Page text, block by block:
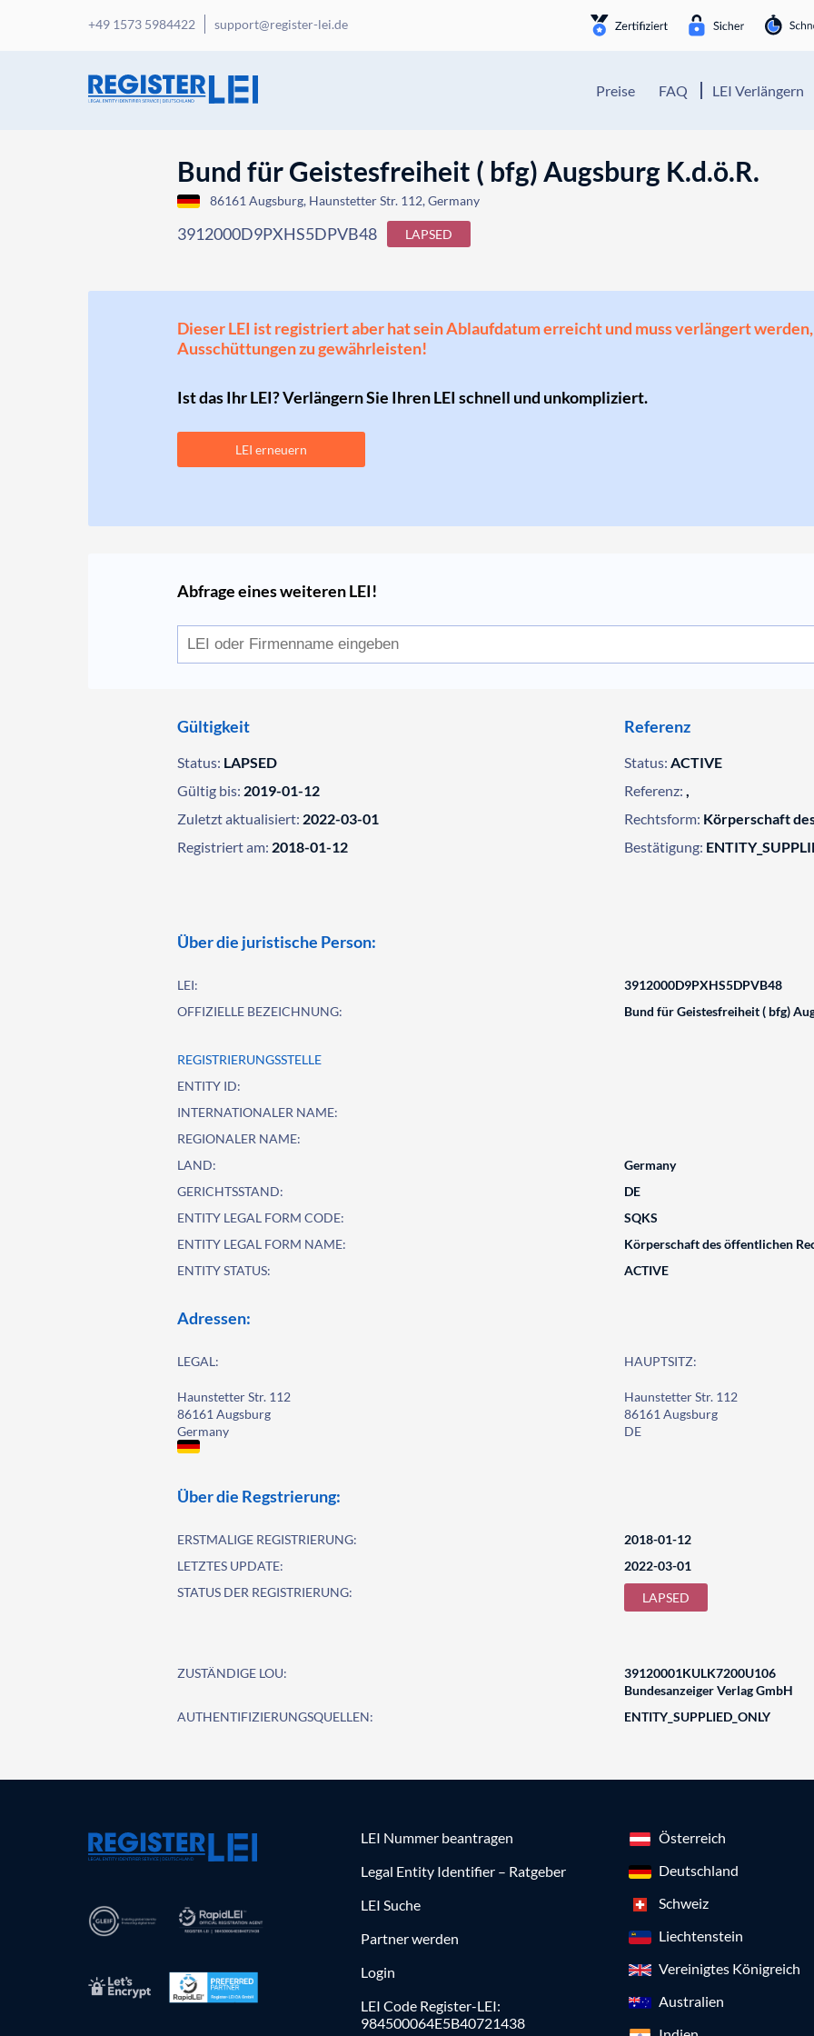
+49 1573 5984422 support@register-lei.de
Preise FAQ LEI Verlängern
Bund für Geistesfreiheit ( bfg) Augsburg K.d.ö.R.
86161 Augsburg, Haunstetter Str. 112, Germany
3912000D9PXHS5DPVB48 LAPSED
Dieser LEI ist registriert aber hat sein Ablaufdatum erreicht und muss verlängert
Ausschüttungen zu gewährleisten!
Ist das Ihr LEI? Verlängern Sie Ihren LEI schnell und unkompliziert.
LEI erneuern
Abfrage eines weiteren LEI!
Gültigkeit
Status: LAPSED
Gültig bis: 2019-01-12
Zuletzt aktualisiert: 2022-03-01
Registriert am: 2018-01-12
Referenz
Status: ACTIVE
Referenz: ,
Rechtsform: Körperschaft
Bestätigung:
Über die juristische Person:
LEI:
3912000D9PXHS5DPVB48
OFFIZIELLE BEZEICHNUNG:
Bund für Geistesfreiheit ( bfg)
REGISTRIERUNGSSTELLE
ENTITY ID:
INTERNATIONALER NAME:
REGIONALER NAME:
LAND:
Germany
GERICHTSSTAND:
DE
ENTITY LEGAL FORM CODE:
SQKS
ENTITY LEGAL FORM NAME:
Körperschaft des öffentlichen
ENTITY STATUS:
ACTIVE
Adressen:
LEGAL:
Haunstetter Str. 112
86161 Augsburg
Germany
HAUPTSITZ:
Haunstetter Str. 112
86161 Augsburg
DE
Über die Regstrierung:
ERSTMALIGE REGISTRIERUNG:
2018-01-12
LETZTES UPDATE:
2022-03-01
STATUS DER REGISTRIERUNG:
LAPSED
ZUSTÄNDIGE LOU:
39120001KULK7200U106
Bundesanzeiger Verlag GmbH
AUTHENTIFIZIERUNGSQUELLEN:
ENTITY_SUPPLIED_ONLY
LEI Nummer beantragen
Legal Entity Identifier – Ratgeber
LEI Suche
Partner werden
Login
LEI Code Register-LEI:
984500064E5B40721438
Österreich
Deutschland
Schweiz
Liechtenstein
Vereinigtes Königreich
Australien